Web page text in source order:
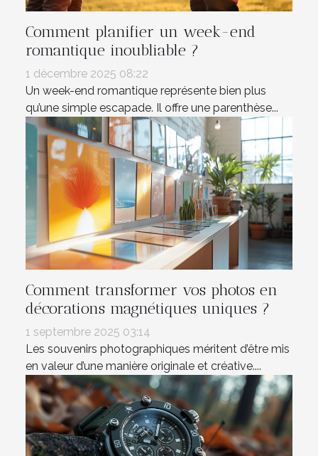
Comment planifier un week-end
romantique inoubliable ?
1 décembre 2025 08:22
Un week-end romantique représente bien plus
qu’une simple escapade. Il offre une parenthèse...
Comment transformer vos photos en
décorations magnétiques uniques ?
1 septembre 2025 03:14
Les souvenirs photographiques méritent d’être mis
en valeur d’une manière originale et créative....